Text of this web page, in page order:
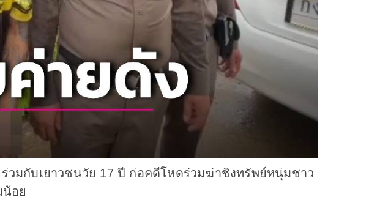
วมกับเยาวชนวัย 17 ปี ก่อคดีโหดร่วมฆ่าชิงทรัพย์หนุ่มชาว
อย